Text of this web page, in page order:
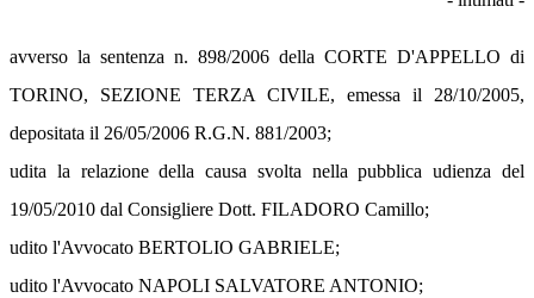
avverso la sentenza n. 898/2006 della CORTE D'APPELLO di
TORINO, SEZIONE TERZA CIVILE, emessa il 28/10/2005,
depositata il 26/05/2006 R.G.N. 881/2003;
udita la relazione della causa svolta nella pubblica udienza del
19/05/2010 dal Consigliere Dott. FILADORO Camillo;
udito l'Avvocato BERTOLIO GABRIELE;
udito l'Avvocato NAPOLI SALVATORE ANTONIO;